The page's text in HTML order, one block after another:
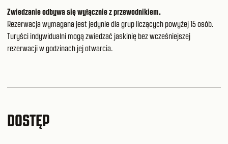
Zwiedzanie odbywa się wyłącznie z przewodnikiem.
Rezerwacja wymagana jest jedynie dla grup liczących powyżej 15 osób.
Turyści indywidualni mogą zwiedzać jaskinię bez wcześniejszej
rezerwacji w godzinach jej otwarcia.
DOSTĘP